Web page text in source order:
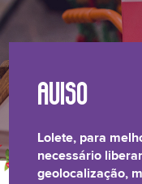
Lolete, para
necessário
geolocalização,